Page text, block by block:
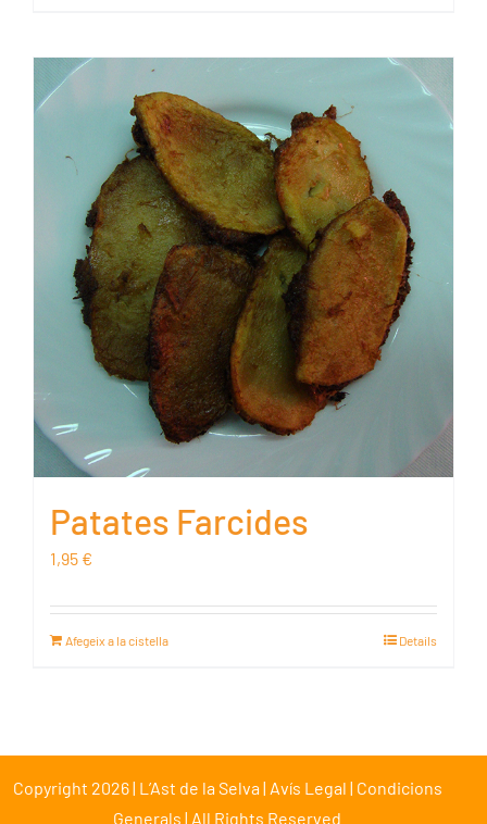
Patates Farcides
1,95 €
Afegeix a la cistella Details
Copyright 2026 | L’Ast de la Selva | Avís Legal | Condicions
Generals | All Rights Reserved